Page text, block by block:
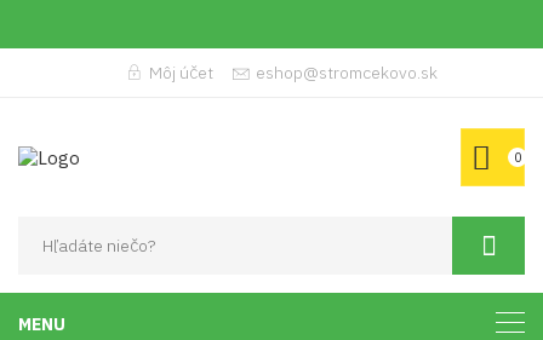
Môj účet eshop@stromcekovo.sk
0
MENU